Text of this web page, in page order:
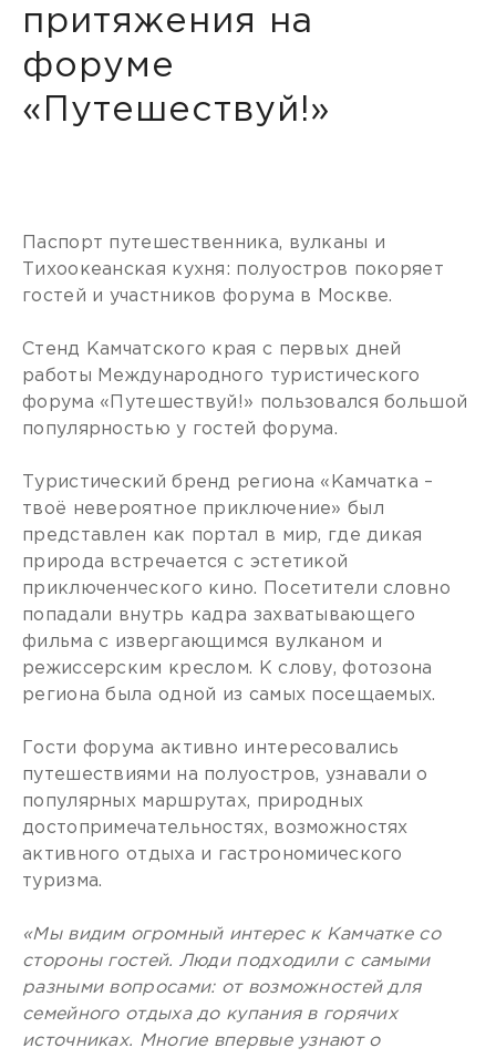
притяжения на
форуме
«Путешествуй!»
Паспорт путешественника, вулканы и
Тихоокеанская кухня: полуостров покоряет
гостей и участников форума в Москве.
Стенд Камчатского края с первых дней
работы Международного туристического
форума «Путешествуй!» пользовался большой
популярностью у гостей форума.
Туристический бренд региона «Камчатка –
твоё невероятное приключение» был
представлен как портал в мир, где дикая
природа встречается с эстетикой
приключенческого кино. Посетители словно
попадали внутрь кадра захватывающего
фильма с извергающимся вулканом и
режиссерским креслом. К слову, фотозона
региона была одной из самых посещаемых.
Гости форума активно интересовались
путешествиями на полуостров, узнавали о
популярных маршрутах, природных
достопримечательностях, возможностях
активного отдыха и гастрономического
туризма.
«Мы видим огромный интерес к Камчатке со
стороны гостей. Люди подходили с самыми
разными вопросами: от возможностей для
семейного отдыха до купания в горячих
источниках. Многие впервые узнают о